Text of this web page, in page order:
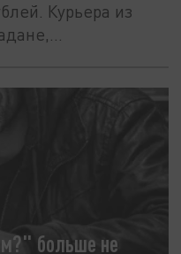
Курьера из
больше не